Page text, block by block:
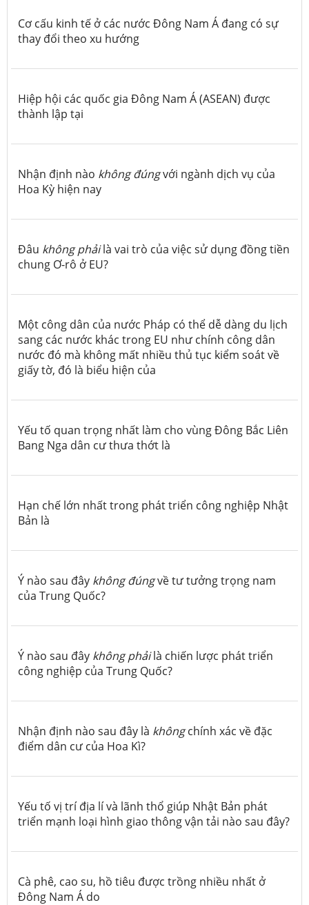
Cơ cấu kinh tế ở các nước Đông Nam Á đang có sự
thay đổi theo xu hướng
Hiệp hội các quốc gia Đông Nam Á (ASEAN) được
thành lập tại
Nhận định nào không đúngvới ngành dịch vụ của
Hoa Kỳ hiện nay
Đâu không phảilà vai trò của việc sử dụng đồng tiền
chung Ơ-rô ở EU?
Một công dân của nước Pháp có thể dễ dàng du lịch
sang các nước khác trong EU như chính công dân
nước đó mà không mất nhiều thủ tục kiểm soát về
giấy tờ, đó là biểu hiện của
Yếu tố quan trọng nhất làm cho vùng Đông Bắc Liên
Bang Nga dân cư thưa thớt là
Hạn chế lớn nhất trong phát triển công nghiệp Nhật
Bản là
Ý nào sau đây không đúngvề tư tưởng trọng nam
của Trung Quốc?
Ý nào sau đây không phảilà chiến lược phát triển
công nghiệp của Trung Quốc?
Nhận định nào sau đây là khôngchính xác về đặc
điểm dân cư của Hoa Kì?
Yếu tố vị trí địa lí và lãnh thổ giúp Nhật Bản phát
triển mạnh loại hình giao thông vận tải nào sau đây?
Cà phê, cao su, hồ tiêu được trồng nhiều nhất ở
Đông Nam Á do